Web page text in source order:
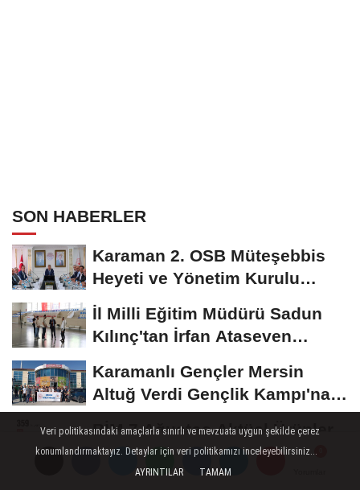
SON HABERLER
Karaman 2. OSB Müteşebbis
Heyeti ve Yönetim Kurulu
Toplantısı Gerçekleştirildi
İl Milli Eğitim Müdürü Sadun
Kılınç'tan İrfan Ataseven
Karamanlı Gençler Mersin
Altuğ Verdi Gençlik Kampı'na
Uğurlandı
BİM 7 Ağustos Aktüel Ürünler
Kataloğu Yayınlandı
Veri politikasındaki amaçlarla sınırlı ve mevzuata uygun şekilde çerez
konumlandırmaktayız. Detaylar için veri politikamızı inceleyebilirsiniz...
AYRINTILAR
TAMAM